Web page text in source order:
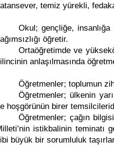
temiz yürekli,
Okul; gençliğe,
öğretir.
Ortaöğretimde ve
anlaşılmasında
Öğretmenler; toplumun
Öğretmenler; ülkenin
hoşgörünün birer
Öğretmenler; çağın
istikbalinin teminatı
büyük bir sorumluluk